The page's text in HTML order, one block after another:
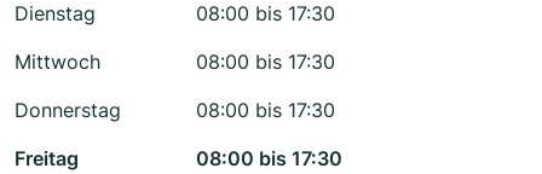
Dienstag
08:00 bis 17:30
Mittwoch
08:00 bis 17:30
Donnerstag
08:00 bis 17:30
Freitag
08:00 bis 17:30